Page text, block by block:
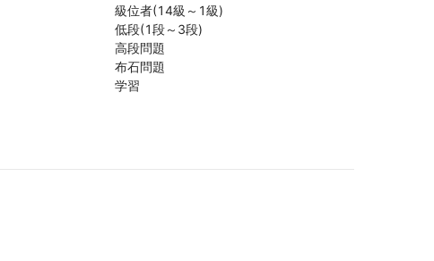
級位者(14級～1級)
低段(1段～3段)
高段問題
布石問題
学習